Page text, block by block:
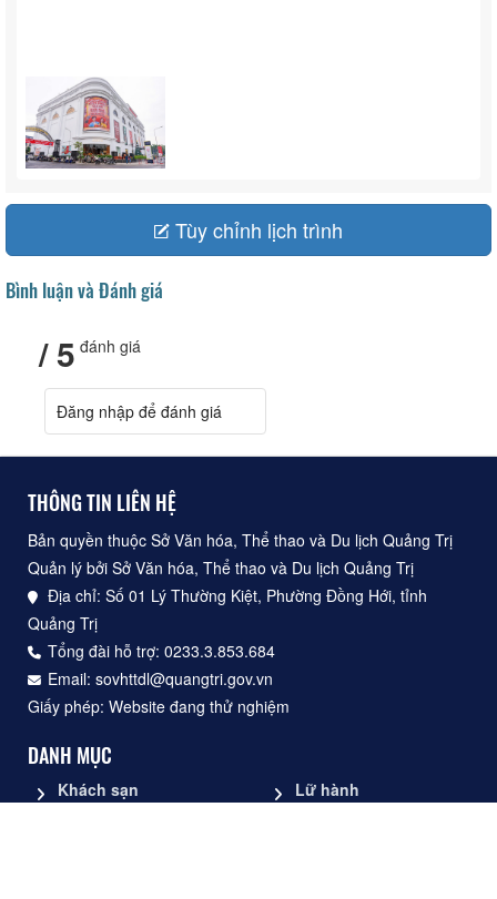
Vincom Plaza Đông Hà
Bình luận và Đánh giá
/ 5
Đăng nhập để đánh giá
THÔNG TIN LIÊN HỆ
Bản quyền thuộc Sở Văn hóa, Thể thao và Du lịch Quảng Trị
Quản lý bởi Sở Văn hóa, Thể thao và Du lịch Quảng Trị
Địa chỉ: Số 01 Lý Thường Kiệt, Phường Đồng Hới, tỉnh
Tổng đài hỗ trợ: 0233.3.853.684
Email: sovhttdl@quangtri.gov.vn
Giấy phép: Website đang thử nghiệm